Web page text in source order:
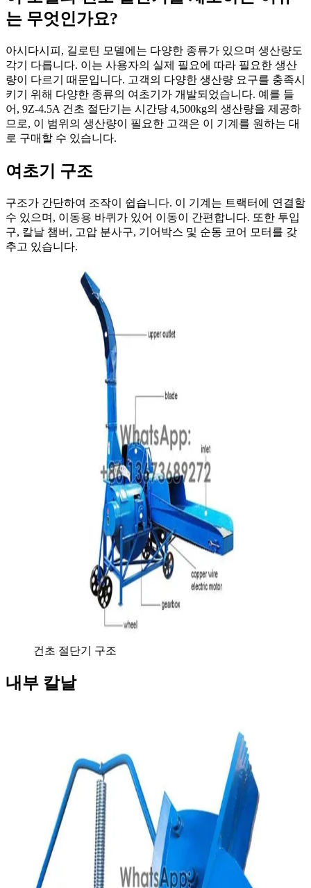
는 무엇인가요?
아시다시피, 길로틴 모델에는 다양한 종류가 있으며 생산량도
각기 다릅니다. 이는 사용자의 실제 필요에 따라 필요한 생산
량이 다르기 때문입니다. 고객의 다양한 생산량 요구를 충족시
키기 위해 다양한 종류의 여초기가 개발되었습니다. 예를 들
어, 9Z-4.5A 건초 절단기는 시간당 4,500kg의 생산량을 제공하
므로, 이 범위의 생산량이 필요한 고객은 이 기계를 원하는 대
로 구매할 수 있습니다.
여초기 구조
구조가 간단하여 조작이 쉽습니다. 이 기계는 트랙터에 연결할
수 있으며, 이동용 바퀴가 있어 이동이 간편합니다. 또한 투입
구, 칼날 챔버, 고압 분사구, 기어박스 및 순동 코어 모터를 갖
추고 있습니다.
건초 절단기 구조
내부 칼날